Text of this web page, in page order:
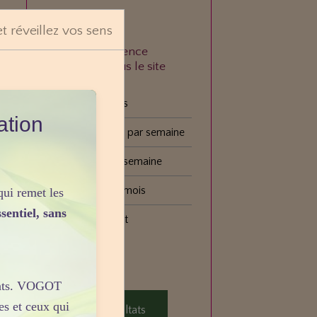
À quelle fréquence
consultez-vous le site
Tous les jours
Plusieurs fois par semaine
Une fois par semaine
Une fois par mois
Plus rarement
Voir les résultats
réveillez vos sens
remet les
sans
VOGOT
et ceux qui